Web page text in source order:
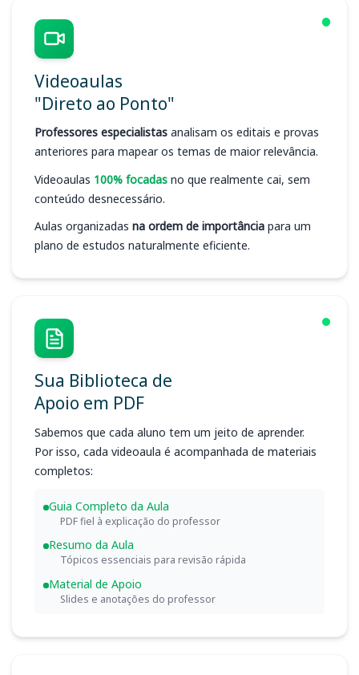
Videoaulas
"Direto ao Ponto"
Professores especialistas analisam os editais e provas
anteriores para mapear os temas de maior relevância.
Videoaulas 100% focadas no que realmente cai, sem
conteúdo desnecessário.
Aulas organizadas na ordem de importância para um
plano de estudos naturalmente eficiente.
Sua Biblioteca de
Apoio em PDF
Sabemos que cada aluno tem um jeito de aprender.
Por isso, cada videoaula é acompanhada de materiais
completos:
Guia Completo da Aula
PDF fiel à explicação do professor
Resumo da Aula
Tópicos essenciais para revisão rápida
Material de Apoio
Slides e anotações do professor